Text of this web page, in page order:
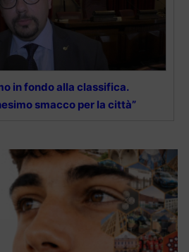
in fondo alla classifica.
smacco per la città”